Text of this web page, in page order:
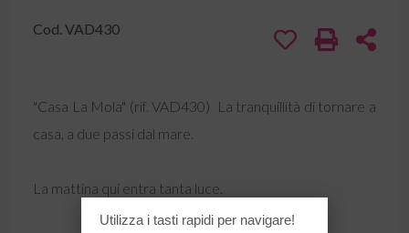
Cod. VAD430
"Casa La Mola" (rif. VAD430)  La tranquillità di tornare a
casa, a due passi dal mare.
La mattina qui entra tanta luce.
Utilizza i tasti rapidi per navigare!